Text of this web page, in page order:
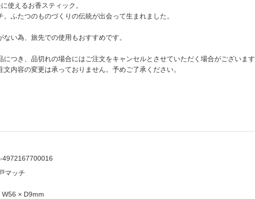
使えるお香スティック。
ふたつのものづくりの伝統が出会って生まれました。
い為、旅先での使用もおすすめです。
つき、品切れの場合にはご注文をキャンセルとさせていただく場合がございま
内容の変更は承っておりません。予めご了承ください。
4972167700016
マッチ
× D9mm